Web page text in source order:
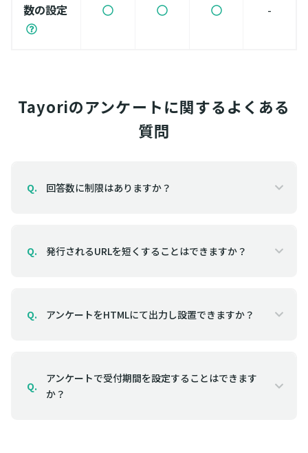
数の設定
-
Tayoriのアンケートに関するよくある
質問
Q. 回答数に制限はありますか？
Q. 発行されるURLを短くすることはできますか？
Q. アンケートをHTMLにて出力し設置できますか？
Q.
アンケートで受付期間を設定することはできます
か？